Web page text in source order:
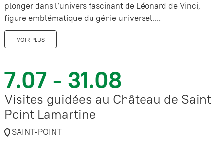
plonger dans l’univers fascinant de Léonard de Vinci,
figure emblématique du génie universel....
VOIR PLUS
7.07 - 31.08
Visites guidées au Château de Saint
Point Lamartine
SAINT-POINT